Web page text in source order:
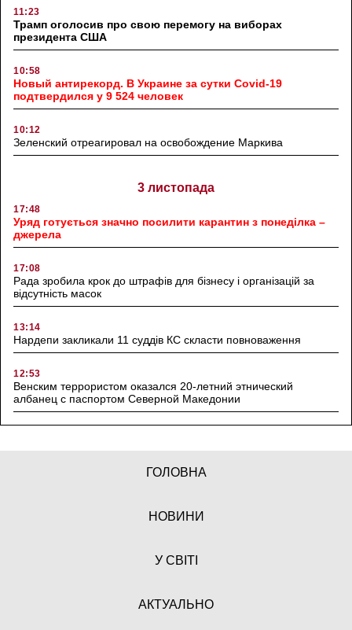
11:23
Трамп оголосив про свою перемогу на виборах
президента США
10:58
Новый антирекорд. В Украине за сутки Covid-19
подтвердился у 9 524 человек
10:12
Зеленский отреагировал на освобождение Маркива
3 листопада
17:48
Уряд готується значно посилити карантин з понеділка –
джерела
17:08
Рада зробила крок до штрафів для бізнесу і організацій за
відсутність масок
13:14
Нардепи закликали 11 суддів КС скласти повноваження
12:53
Венским террористом оказался 20-летний этнический
албанец с паспортом Северной Македонии
ГОЛОВНА
НОВИНИ
У СВІТІ
АКТУАЛЬНО